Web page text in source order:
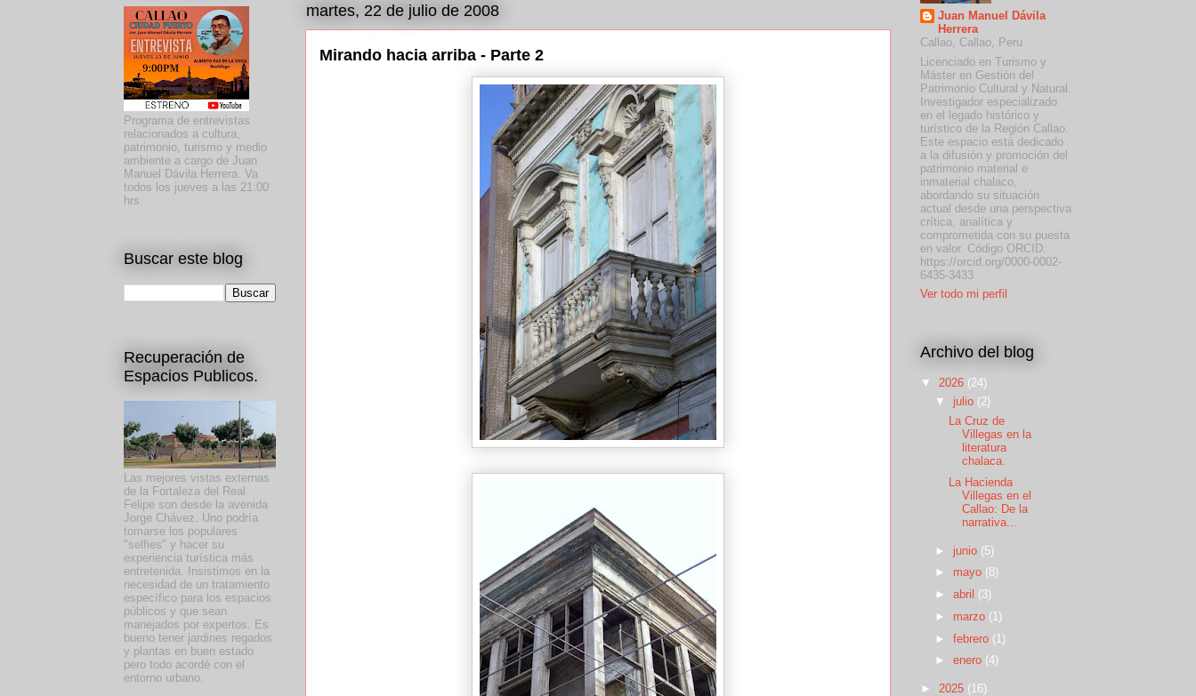
martes, 22 de julio de 2008
Mirando hacia arriba - Parte 2
Programa de entrevistas
relacionados a cultura,
patrimonio, turismo y medio
ambiente a cargo de Juan
Manuel Dávila Herrera. Va
todos los jueves a las 21:00
hrs.
Buscar este blog
Recuperación de
Espacios Publicos.
Las mejores vistas externas
de la Fortaleza del Real
Felipe son desde la avenida
Jorge Chávez. Uno podría
tomarse los populares
"selfies" y hacer su
experiencia turística más
entretenida. Insistimos en la
necesidad de un tratamiento
específico para los espacios
públicos y que sean
manejados por expertos. Es
bueno tener jardines regados
y plantas en buen estado
pero todo acordé con el
entorno urbano.
Juan Manuel Dávila
Herrera
Callao, Callao, Peru
Licenciado en Turismo y
Máster en Gestión del
Patrimonio Cultural y Natural.
Investigador especializado
en el legado histórico y
turístico de la Región Callao.
Este espacio está dedicado
a la difusión y promoción del
patrimonio material e
inmaterial chalaco,
abordando su situación
actual desde una perspectiva
crítica, analítica y
comprometida con su puesta
en valor. Código ORCID:
https://orcid.org/0000-0002-
6435-3433
Ver todo mi perfil
Archivo del blog
▼ 2026 (24)
▼ julio (2)
La Cruz de
Villegas en la
literatura
chalaca.
La Hacienda
Villegas en el
Callao: De la
narrativa...
► junio (5)
► mayo (8)
► abril (3)
► marzo (1)
► febrero (1)
► enero (4)
► 2025 (16)